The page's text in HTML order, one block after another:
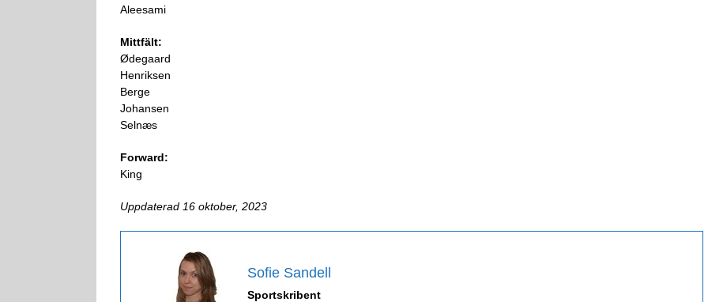
Aleesami
Mittfält:
Ødegaard
Henriksen
Berge
Johansen
Selnæs
Forward:
King
Uppdaterad 16 oktober, 2023
Sofie Sandell
Sportskribent